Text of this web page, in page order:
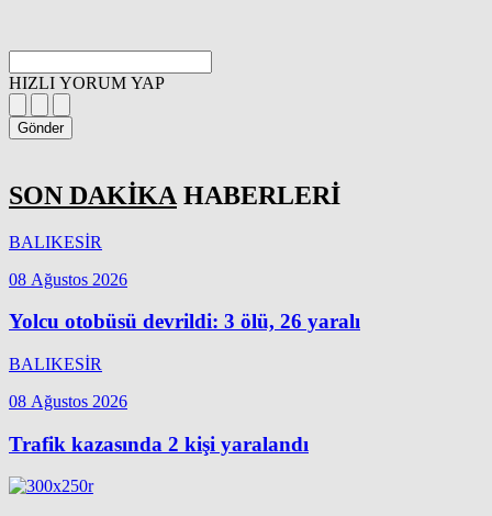
HIZLI YORUM YAP
Gönder
SON DAKİKA HABERLERİ
BALIKESİR
08 Ağustos 2026
Yolcu otobüsü devrildi: 3 ölü, 26 yaralı
BALIKESİR
08 Ağustos 2026
Trafik kazasında 2 kişi yaralandı